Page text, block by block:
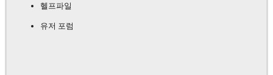
헬프파일
유저 포럼